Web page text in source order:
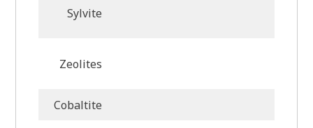
Sylvite
Zeolites
Cobaltite